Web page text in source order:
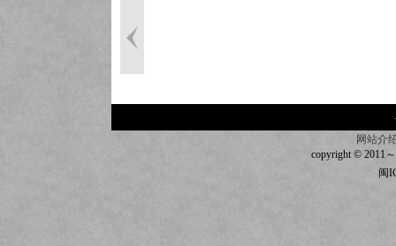
网站介
copyright © 2011
闽